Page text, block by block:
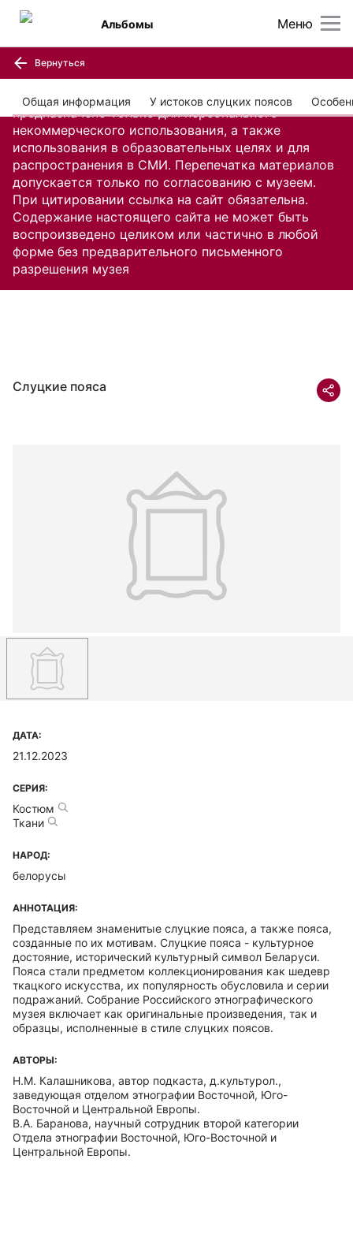
Содержание настоящего сайта, включая все
изображения и текстовую информацию,
предназначено только для персонального
некоммерческого использования, а также
использования в образовательных целях и для
распространения в СМИ. Перепечатка материалов
допускается только по согласованию с музеем.
При цитировании ссылка на сайт обязательна.
Содержание настоящего сайта не может быть
воспроизведено целиком или частично в любой
форме без предварительного письменного
разрешения музея
Меню
Альбомы
Вернуться
Общая информация У истоков слуцких поясов
Слуцкие пояса
ДАТА:
21.12.2023
СЕРИЯ:
Костюм
Ткани
НАРОД:
белорусы
АННОТАЦИЯ:
Представляем знаменитые слуцкие пояса, а также пояса,
созданные по их мотивам. Слуцкие пояса - культурное
достояние, исторический культурный символ Беларуси.
Пояса стали предметом коллекционирования как шедевр
ткацкого искусства, их популярность обусловила и серии
подражаний. Собрание Российского этнографического
музея включает как оригинальные произведения, так и
образцы, исполненные в стиле слуцких поясов.
АВТОРЫ:
Н.М. Калашникова, автор подкаста, д.культурол.,
заведующая отделом этнографии Восточной, Юго-
Восточной и Центральной Европы.
В.А. Баранова, научный сотрудник второй категории
Отдела этнографии Восточной, Юго-Восточной и
Центральной Европы.